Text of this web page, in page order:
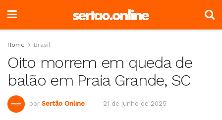
Home Brasil
Oito morrem em queda de
balão em Praia Grande, SC
por Sertão Online 21 de junho de 2025